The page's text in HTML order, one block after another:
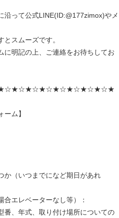
沿って公式LINE(ID:@177zimox)やメ
スムーズです。
に明記の上、ご連絡をお待ちしてお
ーム】
（いつまでになど期日があれ
エレベーターなし等）：
、年式、取り付け場所についての